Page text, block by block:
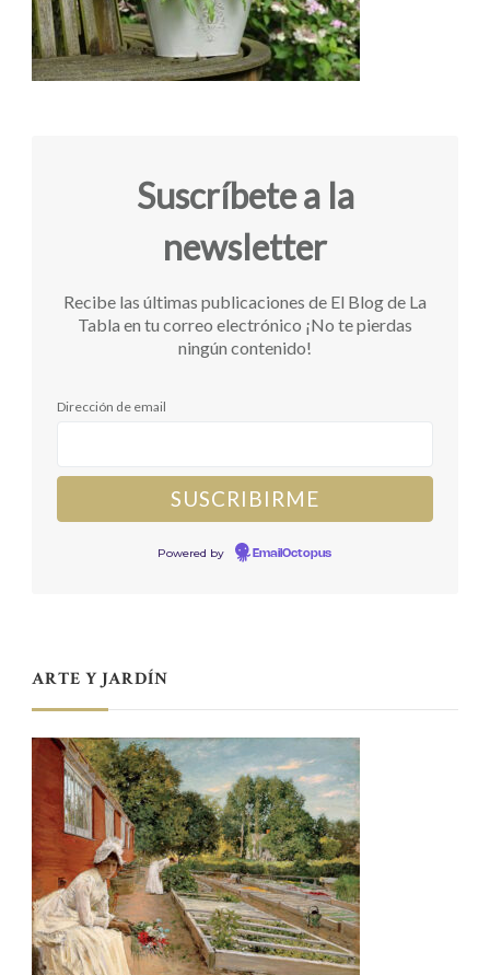
Suscríbete a la
newsletter
Recibe las últimas publicaciones de El Blog de La
Tabla en tu correo electrónico ¡No te pierdas
ningún contenido!
Dirección de email
Powered by EmailOctopus
ARTE Y JARDÍN